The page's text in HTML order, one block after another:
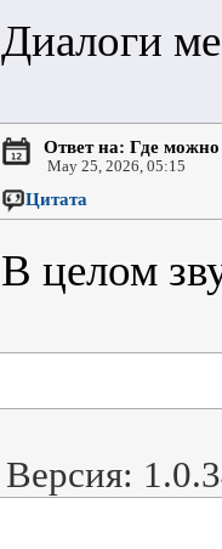
Диалоги
Ответ на: Где можно
May 25, 2026, 05:15
Цитата
В целом
Версия: